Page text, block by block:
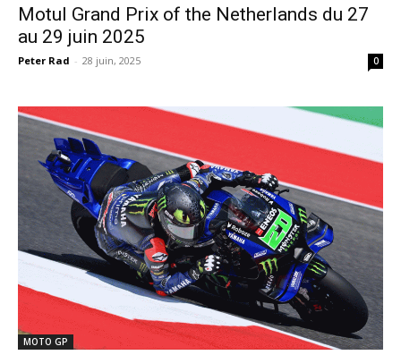
Motul Grand Prix of the Netherlands du 27
au 29 juin 2025
Peter Rad - 28 juin, 2025 0
MOTO GP